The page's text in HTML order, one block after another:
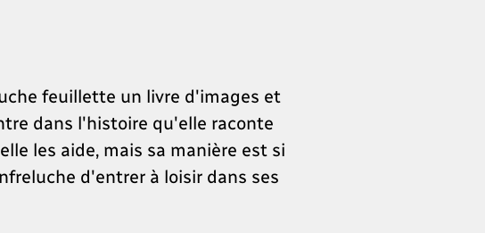
feuillette un livre d'images et
dans l'histoire qu'elle raconte
les aide, mais sa manière est si
d'entrer à loisir dans ses